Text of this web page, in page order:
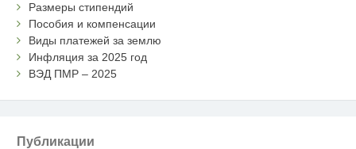
Размеры стипендий
Пособия и компенсации
Виды платежей за землю
Инфляция за 2025 год
ВЭД ПМР – 2025
Публикации